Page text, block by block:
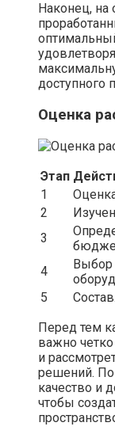
Наконец, на
доступного
Оценка
Этап
1
2
3
4
Выбор
5
Перед тем
важно
и
решений.
качество и
чтобы